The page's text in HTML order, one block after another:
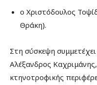
ο Χριστόδουλος
Θράκη).
Στη σύσκεψη
Αλέξανδρος
κτηνοτροφικής